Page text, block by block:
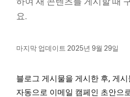
하여 새 콘텐츠를 게시할 때
요.
마지막 업데이트 2025년 9월 29일
블로그 게시물을 게시한 후, 게
자동으로 이메일 캠페인 초안으